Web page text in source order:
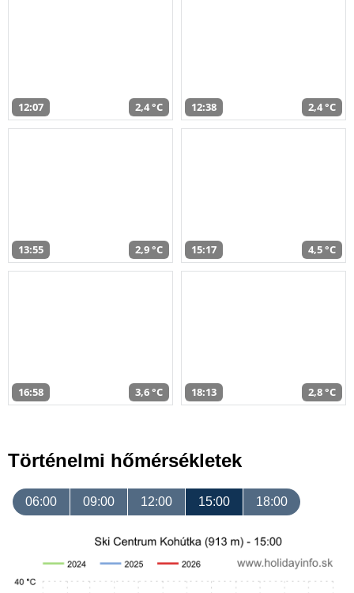
12:07 2,4 °C 12:38 2,4 °C
13:55 2,9 °C 15:17 4,5 °C
16:58 3,6 °C 18:13 2,8 °C
Történelmi hőmérsékletek
06:00 09:00 12:00 15:00 18:00